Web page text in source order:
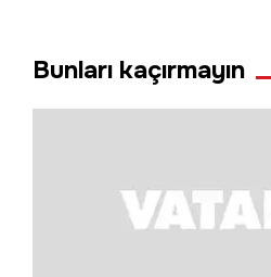
Bunları kaçırmayın